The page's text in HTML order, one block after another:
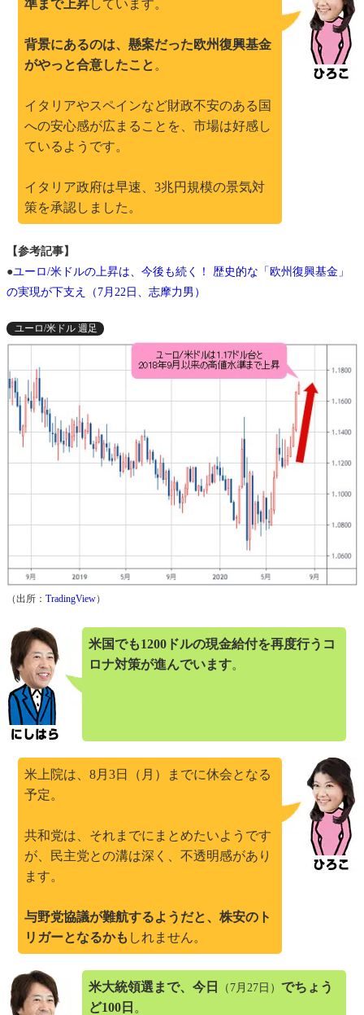
準まで上昇しています。
背景にあるのは、懸案だった欧州復興基金
がやっと合意したこと 。
イタリアやスペインなど財政不安のある国
への安心感が広まることを、市場は好感し
ているようです。
イタリア政府は早速、3兆円規模の景気対
策を承認しました。
【参考記事】
●ユーロ/米ドルの上昇は、今後も続く！ 歴史的な「欧州復興基金」
の実現が下支え（7月22日、志摩力男）
ユーロ/米ドル 週足
（出所： TradingView）
米国でも1200ドルの現金給付を再度行うコ
ロナ対策が進んでいます。
米上院は、8月3日（月）までに休会となる
予定。
共和党は、それまでにまとめたいようです
が、民主党との溝は深く、不透明感があり
ます。
与野党協議が難航するようだと、株安のト
リガーとなるかも しれません。
米大統領選まで、今日 （7月27日） でちょう
ど100日 。